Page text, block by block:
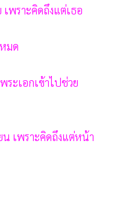
พราะคิดถึงแต่เธอ
มด
ระเอกเข้าไปช่วย
น เพราะคิดถึงแต่หน้า